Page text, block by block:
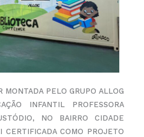
PELO GRUPO ALLOG
INFANTIL PROFESSORA
NO BAIRRO CIDADE
CERTIFICADA COMO PROJETO